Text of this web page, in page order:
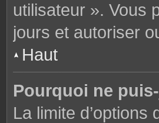
utilisateur ». Vous
jours et autoriser
Haut
Pourquoi ne
La limite d’options